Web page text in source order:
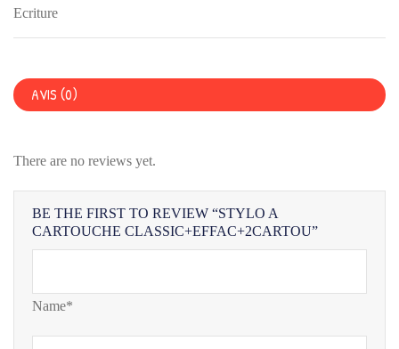
Ecriture
AVIS (0)
There are no reviews yet.
BE THE FIRST TO REVIEW “STYLO A
CARTOUCHE CLASSIC+EFFAC+2CARTOU”
Name*